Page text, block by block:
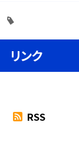
リンク
RSS